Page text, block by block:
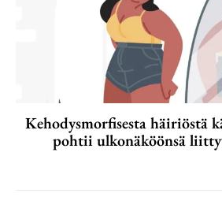
Kehodysmorfisesta häiriöstä
pohtii ulkonäköönsä